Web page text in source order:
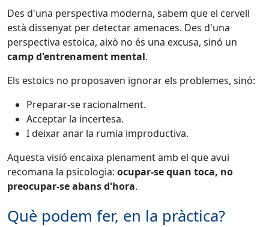
Des d'una perspectiva moderna, sabem que el cervell
està dissenyat per detectar amenaces. Des d'una
perspectiva estoica, això no és una excusa, sinó un
camp d'entrenament mental.
Els estoics no proposaven ignorar els problemes, sinó:
Preparar-se racionalment.
Acceptar la incertesa.
I deixar anar la rumia improductiva.
Aquesta visió encaixa plenament amb el que avui
recomana la psicologia: ocupar-se quan toca, no
preocupar-se abans d'hora.
Què podem fer, en la pràctica?